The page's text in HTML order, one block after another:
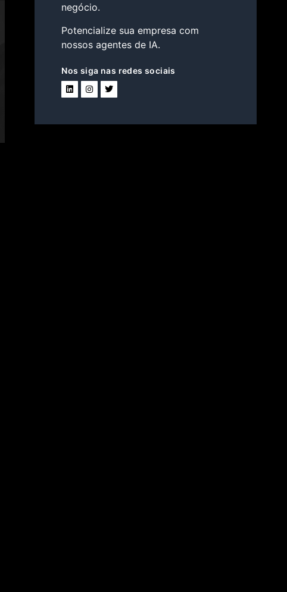
negócio.
Potencialize sua empresa com
nossos agentes de IA.
Nos siga nas redes sociais